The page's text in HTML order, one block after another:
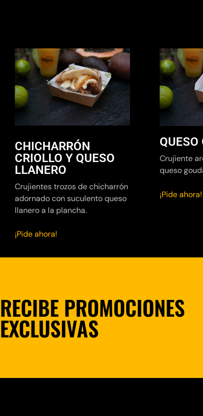
CHICHARRÓN
CRIOLLO Y QUESO
LLANERO
Crujientes trozos de chicharrón
adornado con suculento queso
llanero a la plancha.
¡Pide ahora!
QUESO
Crujiente
queso
¡Pide ahora!
RECIBE PROMOCIONES
EXCLUSIVAS